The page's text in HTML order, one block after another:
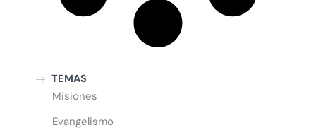
TEMAS
Misiones
Evangelismo